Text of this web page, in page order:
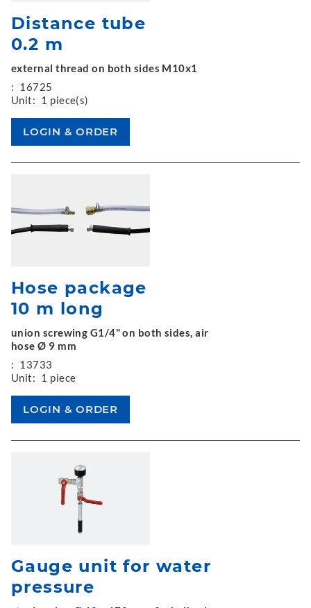
Distance tube
0.2 m
external thread on both sides M10x1
: 16725
Unit: 1 piece(s)
Hose package
10 m long
union screwing G1/4" on both sides, air
hose Ø 9 mm
: 13733
Unit: 1 piece
Gauge unit for water
pressure